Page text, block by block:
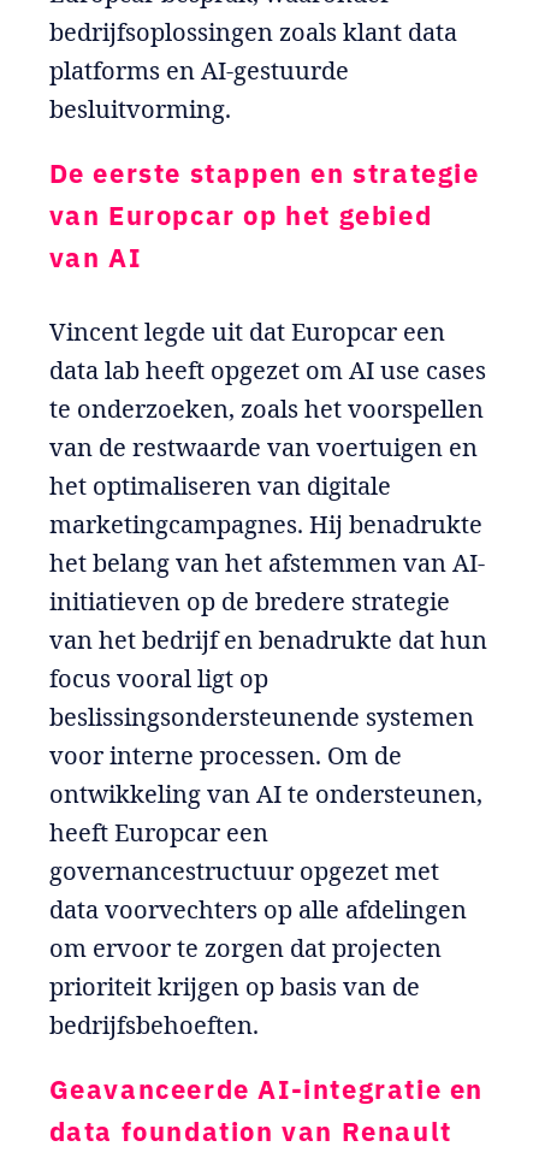
bedrijfsoplossingen zoals klant data
platforms en AI-gestuurde
besluitvorming.
De eerste stappen en strategie
van Europcar op het gebied
van AI
Vincent legde uit dat Europcar een
data lab heeft opgezet om AI use cases
te onderzoeken, zoals het voorspellen
van de restwaarde van voertuigen en
het optimaliseren van digitale
marketingcampagnes. Hij benadrukte
het belang van het afstemmen van AI-
initiatieven op de bredere strategie
van het bedrijf en benadrukte dat hun
focus vooral ligt op
beslissingsondersteunende systemen
voor interne processen. Om de
ontwikkeling van AI te ondersteunen,
heeft Europcar een
governancestructuur opgezet met
data voorvechters op alle afdelingen
om ervoor te zorgen dat projecten
prioriteit krijgen op basis van de
bedrijfsbehoeften.
Geavanceerde AI-integratie en
data foundation van Renault